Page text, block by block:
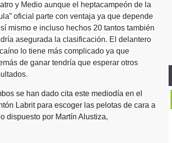
y Medio aunque el heptacampeón de la
oficial parte con ventaja ya que depende
mismo e incluso hechos 20 tantos también
asegurada la clasificación. El delantero
lo tiene más complicado ya que
de ganar tendría que esperar otros
se han dado cita este mediodía en el
Labrit para escoger las pelotas de cara a
dispuesto por Martín Alustiza,